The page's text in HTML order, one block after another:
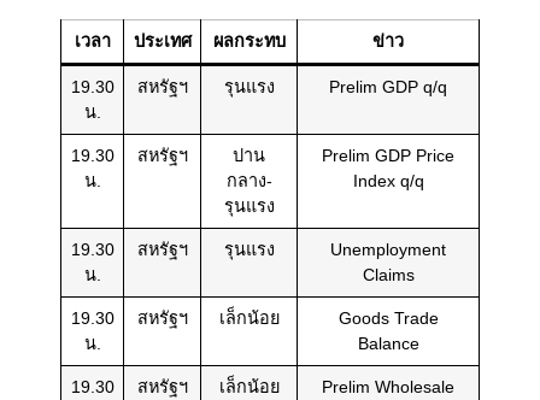
เวลา ประเทศ ผลกระทบ ข่าว
19.30
น.
สหรัฐฯ รุนแรง Prelim GDP q/q
19.30
น.
สหรัฐฯ
ปาน
กลาง-
รุนแรง
Prelim GDP Price
Index q/q
19.30
น.
สหรัฐฯ รุนแรง
Unemployment
Claims
19.30
น.
สหรัฐฯ เล็กน้อย
Goods Trade
Balance
19.30
สหรัฐฯ เล็กน้อย
Prelim Wholesale